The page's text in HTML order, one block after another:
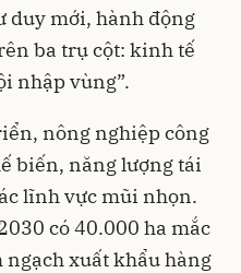
duy mới, hành động
ba trụ cột: kinh tế
nhập vùng”.
nông nghiệp công
biến, năng lượng tái
lĩnh vực mũi nhọn.
có 40.000 ha mắc
ngạch xuất khẩu hàng